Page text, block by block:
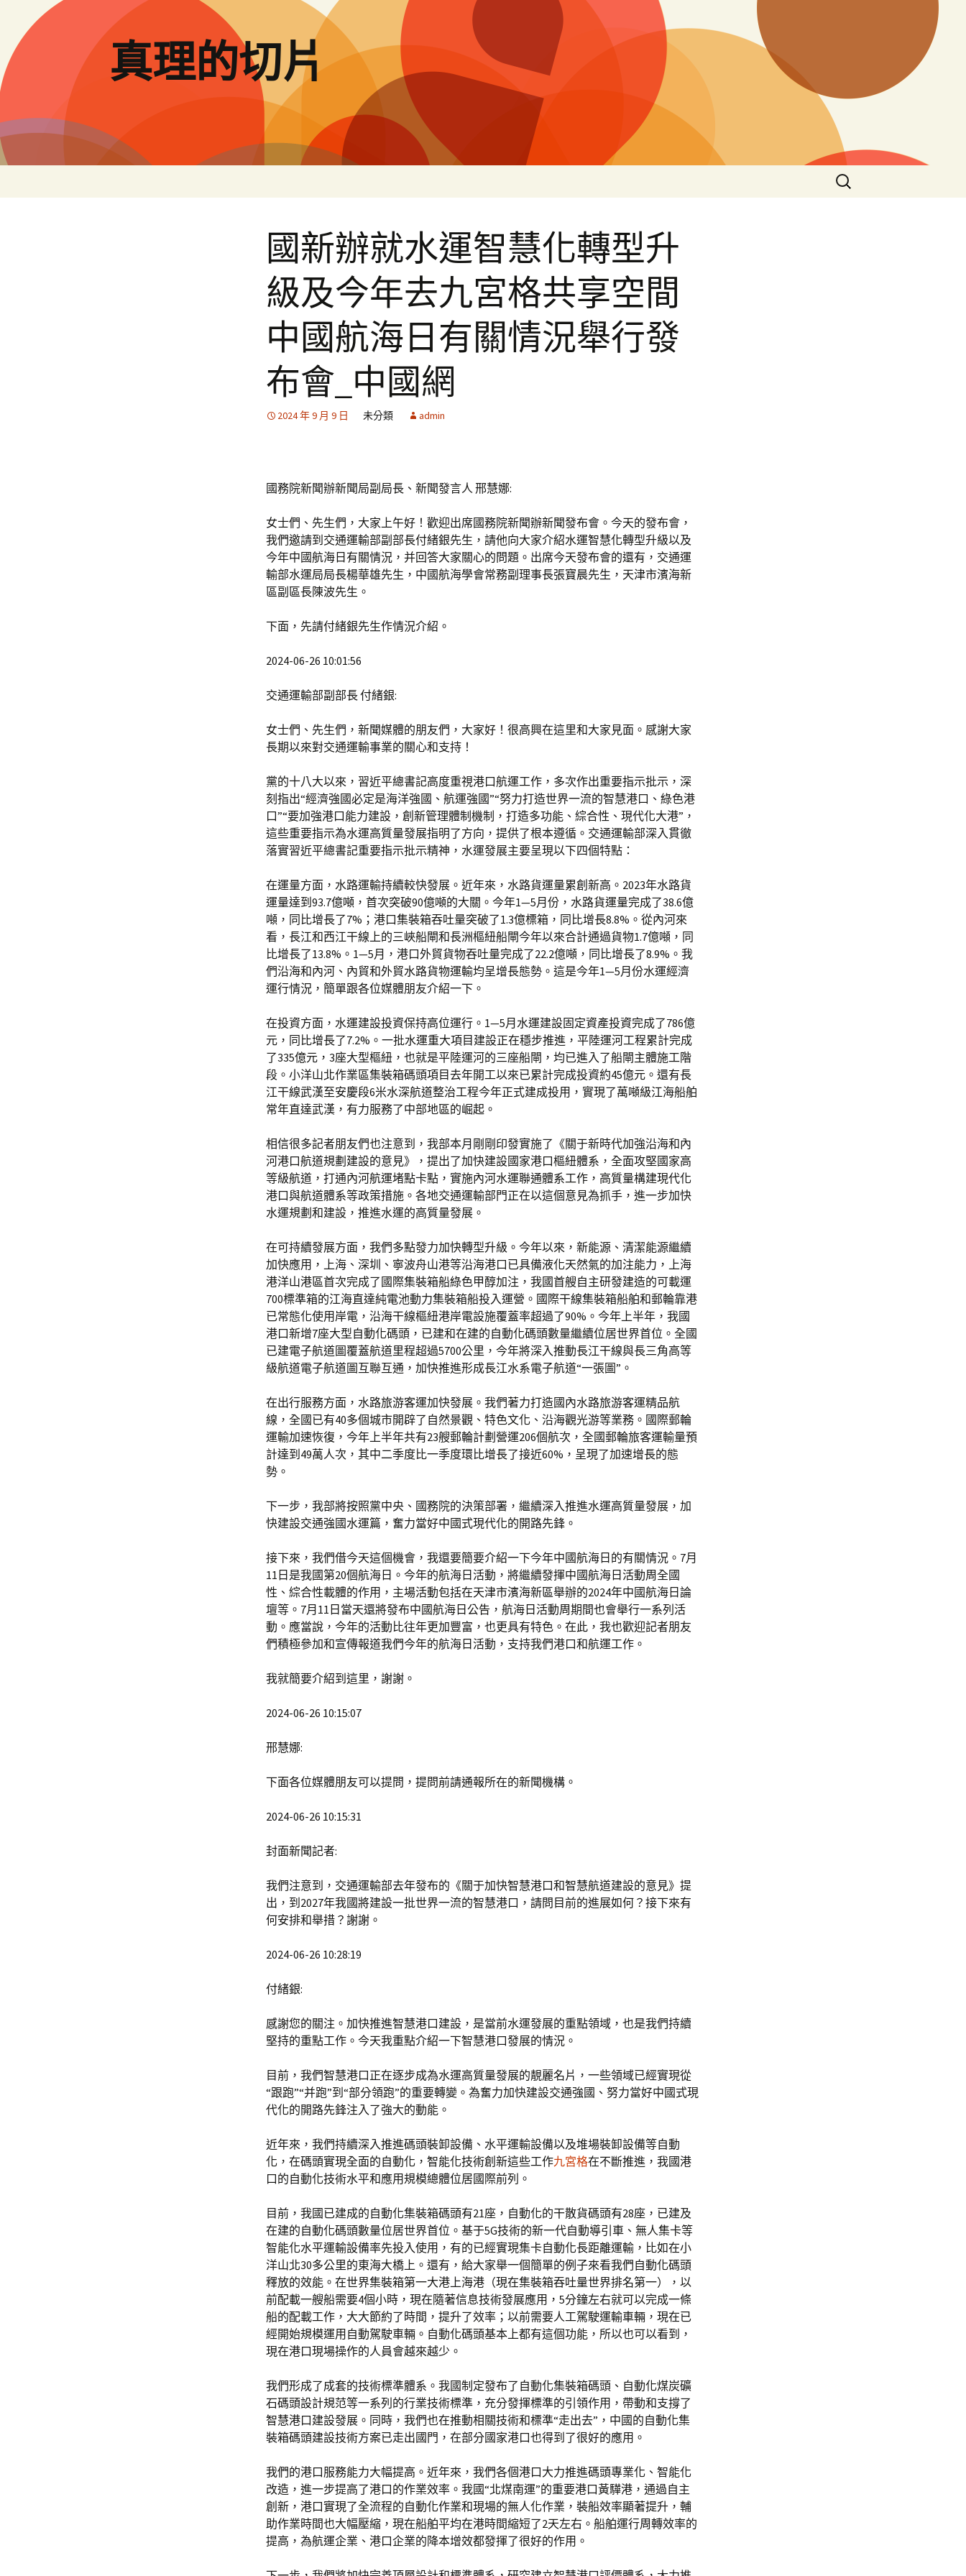
要
內
容
真理的切片
搜
尋
國新辦就水運智慧化轉型升
級及今年去九宮格共享空間
中國航海日有關情況舉行發
布會_中國網
2024 年 9 月 9 日 未分類 admin
國務院新聞辦新聞局副局長、新聞發言人 邢慧娜:
女士們、先生們，大家上午好！歡迎出席國務院新聞辦新聞發布會。今天的發布會，
我們邀請到交通運輸部副部長付緒銀先生，請他向大家介紹水運智慧化轉型升級以及
今年中國航海日有關情況，并回答大家關心的問題。出席今天發布會的還有，交通運
輸部水運局局長楊華雄先生，中國航海學會常務副理事長張寶晨先生，天津市濱海新
區副區長陳波先生。
下面，先請付緒銀先生作情況介紹。
2024-06-26 10:01:56
交通運輸部副部長 付緒銀:
女士們、先生們，新聞媒體的朋友們，大家好！很高興在這里和大家見面。感謝大家
長期以來對交通運輸事業的關心和支持！
黨的十八大以來，習近平總書記高度重視港口航運工作，多次作出重要指示批示，深
刻指出“經濟強國必定是海洋強國、航運強國”“努力打造世界一流的智慧港口、綠色港
口”“要加強港口能力建設，創新管理體制機制，打造多功能、綜合性、現代化大港”，
這些重要指示為水運高質量發展指明了方向，提供了根本遵循。交通運輸部深入貫徹
落實習近平總書記重要指示批示精神，水運發展主要呈現以下四個特點：
在運量方面，水路運輸持續較快發展。近年來，水路貨運量累創新高。2023年水路貨
運量達到93.7億噸，首次突破90億噸的大關。今年1—5月份，水路貨運量完成了38.6億
噸，同比增長了7%；港口集裝箱吞吐量突破了1.3億標箱，同比增長8.8%。從內河來
看，長江和西江干線上的三峽船閘和長洲樞紐船閘今年以來合計通過貨物1.7億噸，同
比增長了13.8%。1—5月，港口外貿貨物吞吐量完成了22.2億噸，同比增長了8.9%。我
們沿海和內河、內貿和外貿水路貨物運輸均呈增長態勢。這是今年1—5月份水運經濟
運行情況，簡單跟各位媒體朋友介紹一下。
在投資方面，水運建設投資保持高位運行。1—5月水運建設固定資產投資完成了786億
元，同比增長了7.2%。一批水運重大項目建設正在穩步推進，平陸運河工程累計完成
了335億元，3座大型樞紐，也就是平陸運河的三座船閘，均已進入了船閘主體施工階
段。小洋山北作業區集裝箱碼頭項目去年開工以來已累計完成投資約45億元。還有長
江干線武漢至安慶段6米水深航道整治工程今年正式建成投用，實現了萬噸級江海船舶
常年直達武漢，有力服務了中部地區的崛起。
相信很多記者朋友們也注意到，我部本月剛剛印發實施了《關于新時代加強沿海和內
河港口航道規劃建設的意見》，提出了加快建設國家港口樞紐體系，全面攻堅國家高
等級航道，打通內河航運堵點卡點，實施內河水運聯通體系工作，高質量構建現代化
港口與航道體系等政策措施。各地交通運輸部門正在以這個意見為抓手，進一步加快
水運規劃和建設，推進水運的高質量發展。
在可持續發展方面，我們多點發力加快轉型升級。今年以來，新能源、清潔能源繼續
加快應用，上海、深圳、寧波舟山港等沿海港口已具備液化天然氣的加注能力，上海
港洋山港區首次完成了國際集裝箱船綠色甲醇加注，我國首艘自主研發建造的可載運
700標準箱的江海直達純電池動力集裝箱船投入運營。國際干線集裝箱船舶和郵輪靠港
已常態化使用岸電，沿海干線樞紐港岸電設施覆蓋率超過了90%。今年上半年，我國
港口新增7座大型自動化碼頭，已建和在建的自動化碼頭數量繼續位居世界首位。全國
已建電子航道圖覆蓋航道里程超過5700公里，今年將深入推動長江干線與長三角高等
級航道電子航道圖互聯互通，加快推進形成長江水系電子航道“一張圖”。
在出行服務方面，水路旅游客運加快發展。我們著力打造國內水路旅游客運精品航
線，全國已有40多個城市開辟了自然景觀、特色文化、沿海觀光游等業務。國際郵輪
運輸加速恢復，今年上半年共有23艘郵輪計劃營運206個航次，全國郵輪旅客運輸量預
計達到49萬人次，其中二季度比一季度環比增長了接近60%，呈現了加速增長的態
勢。
下一步，我部將按照黨中央、國務院的決策部署，繼續深入推進水運高質量發展，加
快建設交通強國水運篇，奮力當好中國式現代化的開路先鋒。
接下來，我們借今天這個機會，我還要簡要介紹一下今年中國航海日的有關情況。7月
11日是我國第20個航海日。今年的航海日活動，將繼續發揮中國航海日活動周全國
性、綜合性載體的作用，主場活動包括在天津市濱海新區舉辦的2024年中國航海日論
壇等。7月11日當天還將發布中國航海日公告，航海日活動周期間也會舉行一系列活
動。應當說，今年的活動比往年更加豐富，也更具有特色。在此，我也歡迎記者朋友
們積極參加和宣傳報道我們今年的航海日活動，支持我們港口和航運工作。
我就簡要介紹到這里，謝謝。
2024-06-26 10:15:07
邢慧娜:
下面各位媒體朋友可以提問，提問前請通報所在的新聞機構。
2024-06-26 10:15:31
封面新聞記者:
我們注意到，交通運輸部去年發布的《關于加快智慧港口和智慧航道建設的意見》提
出，到2027年我國將建設一批世界一流的智慧港口，請問目前的進展如何？接下來有
何安排和舉措？謝謝。
2024-06-26 10:28:19
付緒銀:
感謝您的關注。加快推進智慧港口建設，是當前水運發展的重點領域，也是我們持續
堅持的重點工作。今天我重點介紹一下智慧港口發展的情況。
目前，我們智慧港口正在逐步成為水運高質量發展的靚麗名片，一些領域已經實現從
“跟跑”“并跑”到“部分領跑”的重要轉變。為奮力加快建設交通強國、努力當好中國式現
代化的開路先鋒注入了強大的動能。
近年來，我們持續深入推進碼頭裝卸設備、水平運輸設備以及堆場裝卸設備等自動
化，在碼頭實現全面的自動化，智能化技術創新這些工作九宮格在不斷推進，我國港
口的自動化技術水平和應用規模總體位居國際前列。
目前，我國已建成的自動化集裝箱碼頭有21座，自動化的干散貨碼頭有28座，已建及
在建的自動化碼頭數量位居世界首位。基于5G技術的新一代自動導引車、無人集卡等
智能化水平運輸設備率先投入使用，有的已經實現集卡自動化長距離運輸，比如在小
洋山北30多公里的東海大橋上。還有，給大家舉一個簡單的例子來看我們自動化碼頭
釋放的效能。在世界集裝箱第一大港上海港（現在集裝箱吞吐量世界排名第一），以
前配載一艘船需要4個小時，現在隨著信息技術發展應用，5分鐘左右就可以完成一條
船的配載工作，大大節約了時間，提升了效率；以前需要人工駕駛運輸車輛，現在已
經開始規模運用自動駕駛車輛。自動化碼頭基本上都有這個功能，所以也可以看到，
現在港口現場操作的人員會越來越少。
我們形成了成套的技術標準體系。我國制定發布了自動化集裝箱碼頭、自動化煤炭礦
石碼頭設計規范等一系列的行業技術標準，充分發揮標準的引領作用，帶動和支撐了
智慧港口建設發展。同時，我們也在推動相關技術和標準“走出去”，中國的自動化集
裝箱碼頭建設技術方案已走出國門，在部分國家港口也得到了很好的應用。
我們的港口服務能力大幅提高。近年來，我們各個港口大力推進碼頭專業化、智能化
改造，進一步提高了港口的作業效率。我國“北煤南運”的重要港口黃驊港，通過自主
創新，港口實現了全流程的自動化作業和現場的無人化作業，裝船效率顯著提升，輔
助作業時間也大幅壓縮，現在船舶平均在港時間縮短了2天左右。船舶運行周轉效率的
提高，為航運企業、港口企業的降本增效都發揮了很好的作用。